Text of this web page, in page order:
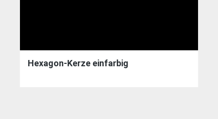
Hexagon-Kerze einfarbig